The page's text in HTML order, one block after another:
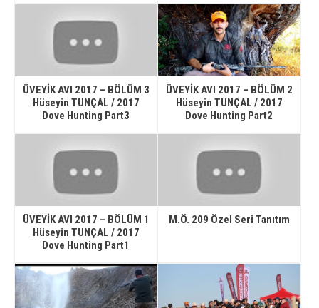
ÜVEYİK AVI 2017 – BÖLÜM 3
Hüseyin TUNÇAL / 2017
Dove Hunting Part3
ÜVEYİK AVI 2017 – BÖLÜM 2
Hüseyin TUNÇAL / 2017
Dove Hunting Part2
ÜVEYİK AVI 2017 – BÖLÜM 1
Hüseyin TUNÇAL / 2017
Dove Hunting Part1
M.Ö. 209 Özel Seri Tanıtım